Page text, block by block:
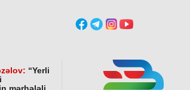
“Yerli